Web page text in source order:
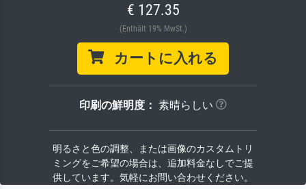
€ 127.35
(Enthält 19% MwSt.)
カートに入れる
印刷の鮮明度： 素晴らしい
明るさと色の調整、または画像のカスタムトリ
ミングをご希望の場合は、追加料金なしでご提
供しています。気軽にお問い合わせください。